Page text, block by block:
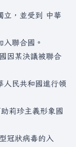
立，並受到 中華
聯合國。
因某決議被聯合
民共和國進行領
莉珍主義形象國
冠狀病毒的入